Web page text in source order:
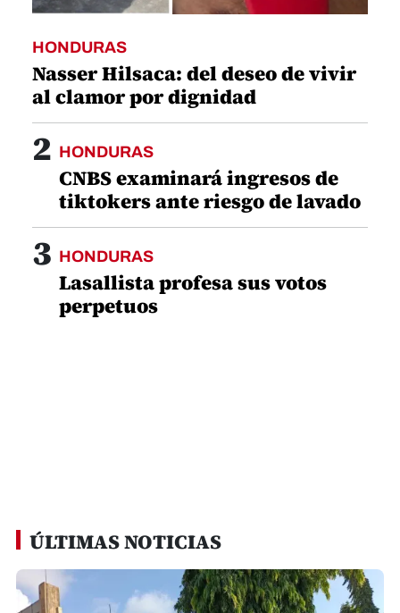
HONDURAS
Nasser Hilsaca: del deseo de vivir
al clamor por dignidad
2 HONDURAS
CNBS examinará ingresos de
tiktokers ante riesgo de lavado
3 HONDURAS
Lasallista profesa sus votos
perpetuos
ÚLTIMAS NOTICIAS